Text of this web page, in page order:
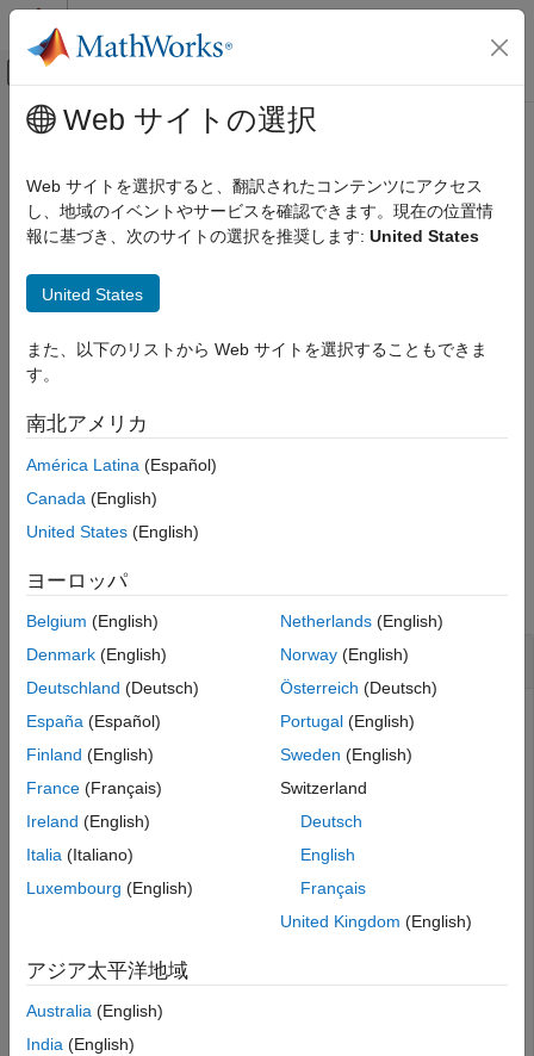
コンテンツへスキップ
オフキャンバス ナビゲーション メ
ドキュメンテーションのホーム
Parallel Computing Toolbox
バッチ処理
ジョブの投入と結果
Parallel Computing Toolbox
バッチ処理
キュー管理とジョブ情報
getTaskSchedulerIDs
構文
例
入力引数
出力引数
バージョン履歴
メインコンテンツ
getTaskSchedulerIDs
ジョブ内のタスクのスケジューラ ID
構文
説明
タスクのSchedulerID
例
すべて折りたたむ
タスクのスケジューラ ID の取得
parclusterを使用してクラスター オブジェクトを作成しま
す。以下のコードで、
MyThirdPartyScheduler
ティ製スケジューラのプロファイル名に変更します。
c = parcluster( 'MyThirdPartyScheduler'
ジョブを作成し、そのジョブのタスクをいくつか作成しま
Web サイトの選択
Web サイトを選択すると、翻訳されたコンテンツにアクセス
し、地域のイベントやサービスを確認できます。現在の位置情
報に基づき、次のサイトの選択を推奨します: United States
United States
また、以下のリストから Web サイトを選択することもできま
す。
南北アメリカ
América Latina (Español)
Canada (English)
United States (English)
ヨーロッパ
Belgium (English)
Denmark (English)
Deutschland (Deutsch)
España (Español)
Finland (English)
France (Français)
Ireland (English)
Italia (Italiano)
Luxembourg (English)
Netherlands(English)
Norway(English)
Österreich (Deutsch)
Portugal(English)
Sweden (English)
Switzerland
Deutsch
English
Français
United Kingdom (English)
アジア太平洋地域
Australia (English)
India (English)